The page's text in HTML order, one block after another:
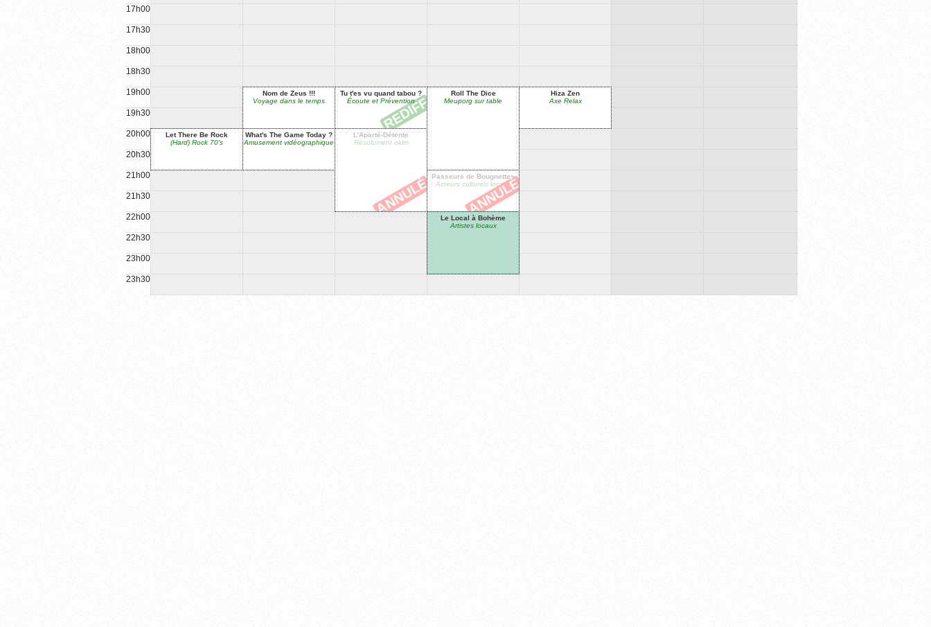
17h00
17h30
18h00
18h30
19h00
19h30
20h00
20h30
21h00
21h30
22h00
22h30
23h00
23h30
Hiza Zen
Axe Relax
Le Local à Bohème
Artistes locaux
Passeurs de Bougnettes
Acteurs culturels locaux
Roll The Dice
Meuporg sur table
L'Aparté-Détente
Résolument oklm
Tu t'es vu quand tabou ?
Écoute et Prévention
What's The Game Today ?
Amusement vidéographique
Nom de Zeus !!!
Voyage dans le temps
Let There Be Rock
(Hard) Rock 70's